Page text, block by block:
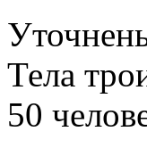
Тела
50